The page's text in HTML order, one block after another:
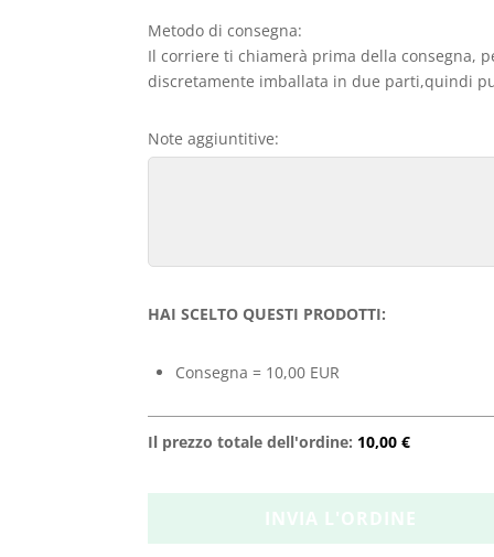
Metodo di consegna:
Il corriere ti chiamerà prima della consegna,
discretamente imballata in due parti,quindi
Note aggiuntitive:
HAI SCELTO QUESTI PRODOTTI:
Consegna = 10,00 EUR
Il prezzo totale dell'ordine: 10,00 €